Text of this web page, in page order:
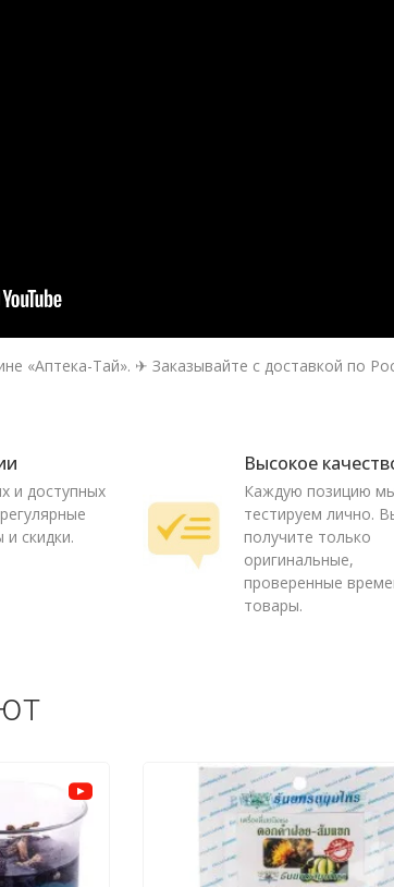
«Аптека-Тай». ✈ Заказывайте с доставкой по
и доступных
и скидки.
Высокое
Каждую позицию
тестируем лично.
получите только
оригинальные,
проверенные
товары.